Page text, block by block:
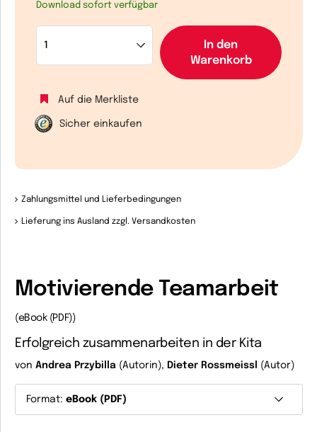
Download sofort verfügbar
In den
Warenkorb
Auf die Merkliste
Sicher einkaufen
Zahlungsmittel und Lieferbedingungen
Lieferung ins Ausland zzgl. Versandkosten
Motivierende Teamarbeit
(eBook (PDF))
Erfolgreich zusammenarbeiten in der Kita
von Andrea Przybilla (Autorin), Dieter Rossmeissl (Autor)
Format: eBook (PDF)